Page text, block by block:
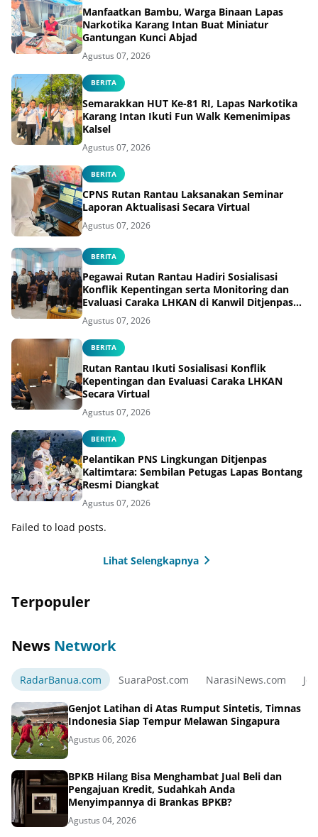
Manfaatkan Bambu, Warga Binaan Lapas
Narkotika Karang Intan Buat Miniatur
Gantungan Kunci Abjad
Agustus 07, 2026
BERITA
Semarakkan HUT Ke-81 RI, Lapas Narkotika
Karang Intan Ikuti Fun Walk Kemenimipas
Kalsel
Agustus 07, 2026
BERITA
CPNS Rutan Rantau Laksanakan Seminar
Laporan Aktualisasi Secara Virtual
Agustus 07, 2026
BERITA
Pegawai Rutan Rantau Hadiri Sosialisasi
Konflik Kepentingan serta Monitoring dan
Evaluasi Caraka LHKAN di Kanwil Ditjenpas
Kalsel
Agustus 07, 2026
BERITA
Rutan Rantau Ikuti Sosialisasi Konflik
Kepentingan dan Evaluasi Caraka LHKAN
Secara Virtual
Agustus 07, 2026
BERITA
Pelantikan PNS Lingkungan Ditjenpas
Kaltimtara: Sembilan Petugas Lapas Bontang
Resmi Diangkat
Agustus 07, 2026
Failed to load posts.
Lihat Selengkapnya
Terpopuler
News Network
RadarBanua.com SuaraPost.com NarasiNews.com
Genjot Latihan di Atas Rumput Sintetis, Timnas
Indonesia Siap Tempur Melawan Singapura
Agustus 06, 2026
BPKB Hilang Bisa Menghambat Jual Beli dan
Pengajuan Kredit, Sudahkah Anda
Menyimpannya di Brankas BPKB?
Agustus 04, 2026